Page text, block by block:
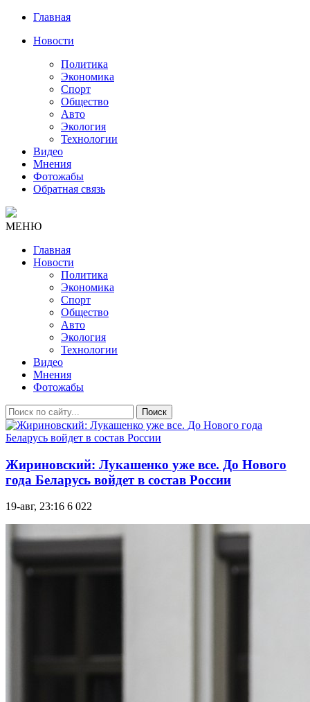
Главная
Новости
Политика
Экономика
Спорт
Общество
Авто
Экология
Технологии
Видео
Мнения
Фотожабы
Обратная связь
МЕНЮ
Главная
Новости
Политика
Экономика
Спорт
Общество
Авто
Экология
Технологии
Видео
Мнения
Фотожабы
Поиск
Жириновский: Лукашенко уже все. До Нового
года Беларусь войдет в состав России
19-авг, 23:16 6 022